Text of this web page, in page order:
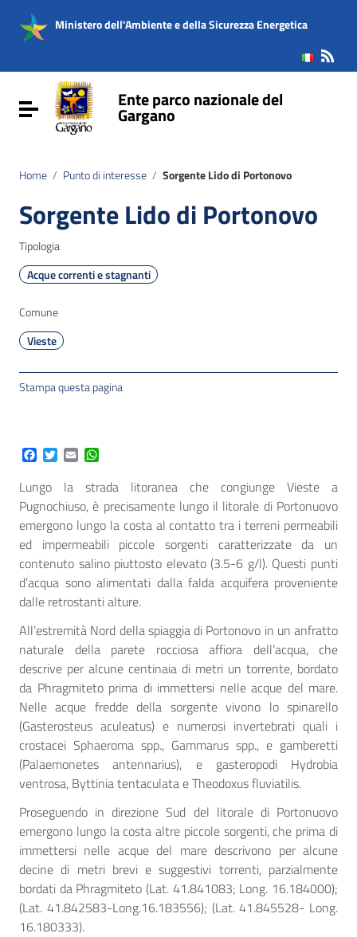
Vai al menu di navigazione
Vai al footer
Ministero dell'Ambiente e della Sicurezza Energetica
Attiva / disattiva la navigazioneEnte parco nazionale del
Gargano
Home / Punto di interesse / Sorgente Lido di Portonovo
Sorgente Lido di Portonovo
Tipologia
Acque correnti e stagnanti
Comune
Vieste
Stampa questa pagina
Facebook
Twitter
Email
Lungo la strada litoranea che congiunge Vieste a
Pugnochiuso, è precisamente lungo il litorale di Portonuovo
emergono lungo la costa al contatto tra i terreni permeabili
ed impermeabili piccole sorgenti caratterizzate da un
contenuto salino piuttosto elevato (3.5-6 g/l). Questi punti
d’acqua sono alimentati dalla falda acquifera proveniente
dalle retrostanti alture.
All’estremità Nord della spiaggia di Portonovo in un anfratto
naturale della parete rocciosa affiora dell’acqua, che
descrive per alcune centinaia di metri un torrente, bordato
da Phragmiteto prima di immettersi nelle acque del mare.
Nelle acque fredde della sorgente vivono lo spinarello
(Gasterosteus aculeatus) e numerosi invertebrati quali i
crostacei Sphaeroma spp., Gammarus spp., e gamberetti
(Palaemonetes antennarius), e gasteropodi Hydrobia
ventrosa, Byttinia tentaculata e Theodoxus fluviatilis.
Proseguendo in direzione Sud del litorale di Portonuovo
emergono lungo la costa altre piccole sorgenti, che prima di
immettersi nelle acque del mare descrivono per alcune
decine di metri brevi e suggestivi torrenti, parzialmente
bordati da Phragmiteto (Lat. 41.841083; Long. 16.184000);
(Lat. 41.842583-Long.16.183556); (Lat. 41.845528- Long.
16.180333).